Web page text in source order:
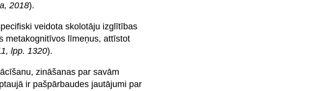
2018).
veidota skolotāju izglītības
metakognitīvos līmeņus, attīstot
lpp. 1320).
zināšanas par savām
ir pašpārbaudes jautājumi par